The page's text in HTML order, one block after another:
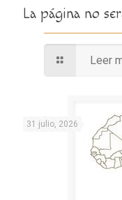
La página no
Leer
31 julio, 2026